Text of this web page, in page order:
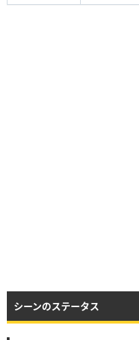
シーンのステータス